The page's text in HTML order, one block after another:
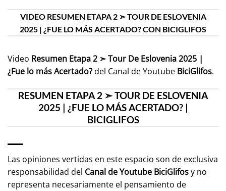
VIDEO RESUMEN ETAPA 2 ➣ TOUR DE ESLOVENIA
2025 | ¿FUE LO MÁS ACERTADO? CON BICIGLIFOS
Video Resumen Etapa 2 ➣ Tour De Eslovenia 2025 |
¿Fue lo más Acertado?del Canal de Youtube BiciGlifos.
RESUMEN ETAPA 2 ➣ TOUR DE ESLOVENIA
2025 | ¿FUE LO MÁS ACERTADO? |
BICIGLIFOS
Las opiniones vertidas en este espacio son de exclusiva
responsabilidad del Canal de Youtube BiciGlifosy no
representa necesariamente el pensamiento de